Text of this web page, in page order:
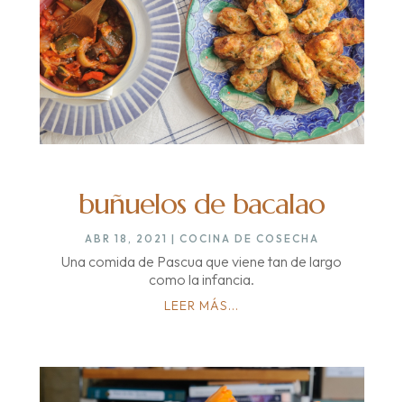
buñuelos de bacalao
ABR 18, 2021 | COCINA DE COSECHA
Una comida de Pascua que viene tan de largo
como la infancia.
LEER MÁS...